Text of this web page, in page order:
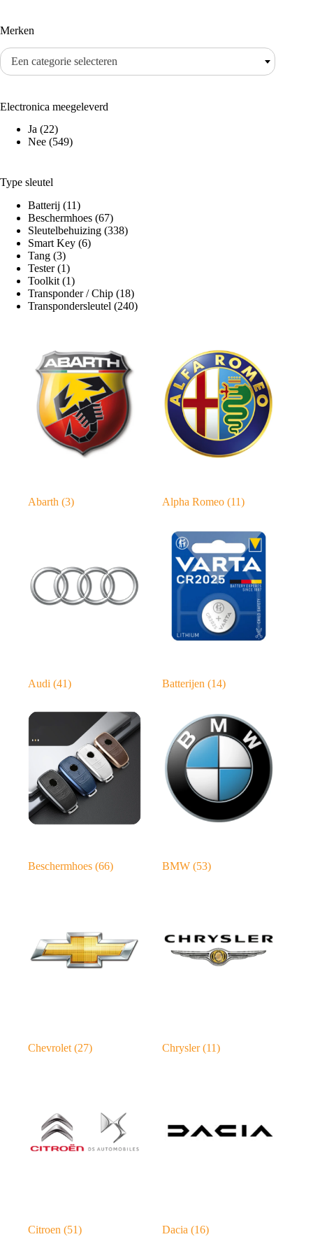
Abarth (3) Alpha Romeo(11)
Audi (41) Batterijen(14)
Beschermhoes (66) BMW(53)
Chevrolet (27) Chrysler(11)
Citroen (51) Dacia(16)
Merken
Een categorie selecteren
Electronica meegeleverd
Ja (22)
Nee (549)
Type sleutel
Batterij (11)
Beschermhoes (67)
Sleutelbehuizing (338)
Smart Key (6)
Tang (3)
Tester (1)
Toolkit (1)
Transponder / Chip (18)
Transpondersleutel (240)